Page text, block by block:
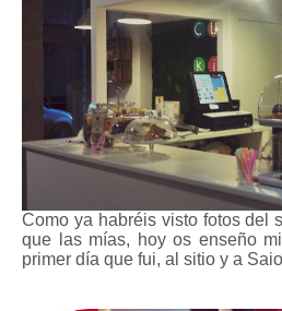
Como ya habréis visto fotos del
que las mías, hoy os enseño
primer día que fui, al sitio y a